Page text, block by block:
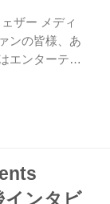
ザー メディ
ンの皆様、あ
エンターテイ
らしいチャン
まだ成長する
感謝します。
らアメリカか
インタビ